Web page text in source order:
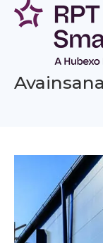
Siirry
sisältöön